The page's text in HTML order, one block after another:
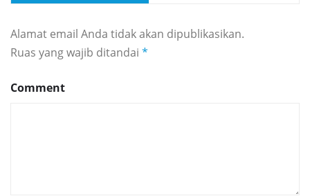
Alamat email Anda tidak akan dipublikasikan.
Ruas yang wajib ditandai *
Comment